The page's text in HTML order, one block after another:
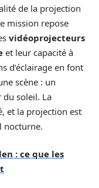
de la projection
mission repose
vidéoprojecteurs
et leur capacité à
d’éclairage en font
scène : un
du soleil. La
et la projection est
nocturne.
: ce que les